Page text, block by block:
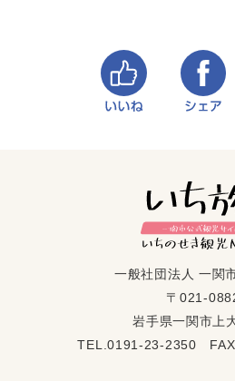
一般社団法人 一関
〒021-
岩手県一関市上
TEL.0191-23-2350